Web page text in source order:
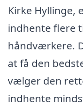
Kirke Hyllinge,
indhente flere
håndværkere.
at få den
vælger den
indhente